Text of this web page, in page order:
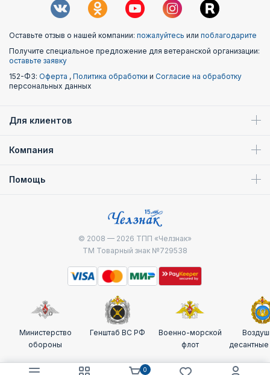
Оставьте отзыв о нашей компании: пожалуйтесь или поблагодарите
Получите специальное предложение для ветеранской организации:
оставьте заявку
152-ФЗ: Оферта , Политика обработки и Согласие на обработку
персональных данных
Для клиентов
Компания
Помощь
© 2008 — 2026 ТПП «Челзнак»
ТМ Товарный знак №729538
Министерство
обороны
Генштаб ВС РФ
Военно-морской
флот
десантные
0